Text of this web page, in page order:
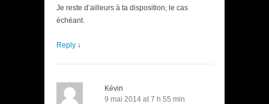
Je reste d’ailleurs à ta disposition, le cas
échéant.
Reply ↓
Kévin
9 mai 2014 at 7 h 55 min